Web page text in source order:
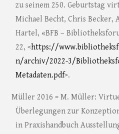
zu seinem 250. Geburtstag
Michael Becht, Chris Becker,
Hartel, «BFB –
22, <https://
n/archiv/2022-3/
Metadaten.pdf>.
Müller 2016 = M. Müller:
Überlegungen zur
in Praxishandbuch